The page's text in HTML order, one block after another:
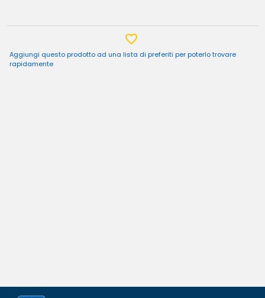
Aggiungi questo prodotto ad una lista di preferiti per poterlo trovare
rapidamente